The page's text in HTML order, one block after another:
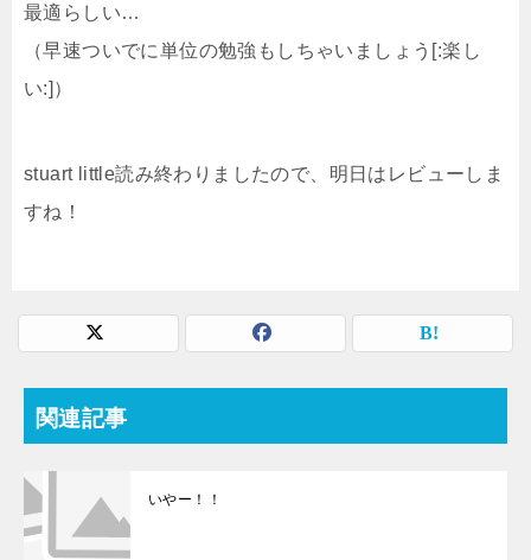
最適らしい…
（早速ついでに単位の勉強もしちゃいましょう[:楽し
い:]）
stuart little読み終わりましたので、明日はレビューしま
すね！
関連記事
いやー！！